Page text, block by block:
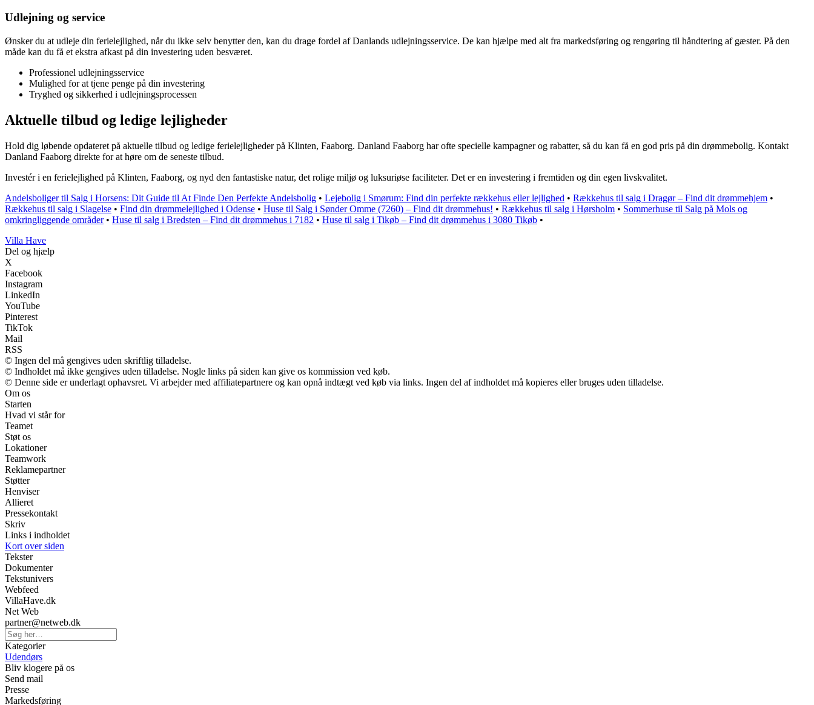
Udlejning og service
Ønsker du at udleje din ferielejlighed, når du ikke selv benytter den, kan du drage fordel af Danlands udlejningsservice. De kan hjælpe med alt fra markedsføring og rengøring til håndtering af gæster. På den
måde kan du få et ekstra afkast på din investering uden besværet.
Professionel udlejningsservice
Mulighed for at tjene penge på din investering
Tryghed og sikkerhed i udlejningsprocessen
Aktuelle tilbud og ledige lejligheder
Hold dig løbende opdateret på aktuelle tilbud og ledige ferielejligheder på Klinten, Faaborg. Danland Faaborg har ofte specielle kampagner og rabatter, så du kan få en god pris på din drømmebolig. Kontakt
Danland Faaborg direkte for at høre om de seneste tilbud.
Investér i en ferielejlighed på Klinten, Faaborg, og nyd den fantastiske natur, det rolige miljø og luksuriøse faciliteter. Det er en investering i fremtiden og din egen livskvalitet.
Andelsboliger til Salg i Horsens: Dit Guide til At Finde Den Perfekte Andelsbolig • Lejebolig i Smørum: Find din perfekte rækkehus eller lejlighed • Rækkehus til salg i Dragør – Find dit drømmehjem •
Rækkehus til salg i Slagelse • Find din drømmelejlighed i Odense • Huse til Salg i Sønder Omme (7260) – Find dit drømmehus! • Rækkehus til salg i Hørsholm • Sommerhuse til Salg på Mols og
omkringliggende områder• Huse til salg i Bredsten – Find dit drømmehus i 7182 • Huse til salg i Tikøb – Find dit drømmehus i 3080 Tikøb •
Villa Have
Del og hjælp
X
Facebook
Instagram
LinkedIn
YouTube
Pinterest
TikTok
Mail
RSS
© Ingen del må gengives uden skriftlig tilladelse.
© Indholdet må ikke gengives uden tilladelse. Nogle links på siden kan give os kommission ved køb.
© Denne side er underlagt ophavsret. Vi arbejder med affiliatepartnere og kan opnå indtægt ved køb via links. Ingen del af indholdet må kopieres eller bruges uden tilladelse.
Om os
Starten
Hvad vi står for
Teamet
Støt os
Lokationer
Teamwork
Reklamepartner
Støtter
Henviser
Allieret
Pressekontakt
Skriv
Links i indholdet
Kort over siden
Tekster
Dokumenter
Tekstunivers
Webfeed
VillaHave.dk
Net Web
partner@netweb.dk
Kategorier
Udendørs
Bliv klogere på os
Send mail
Presse
Markedsføring